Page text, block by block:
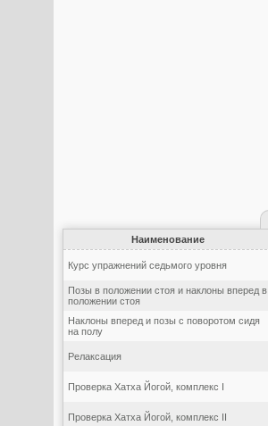
Наименование
Курс упражнений седьмого уровня
Позы в положении стоя и наклоны вперед в
положении стоя
Наклоны вперед и позы с поворотом сидя
на полу
Релаксация
Проверка Хатха Йогой, комплекс I
Проверка Хатха Йогой, комплекс II